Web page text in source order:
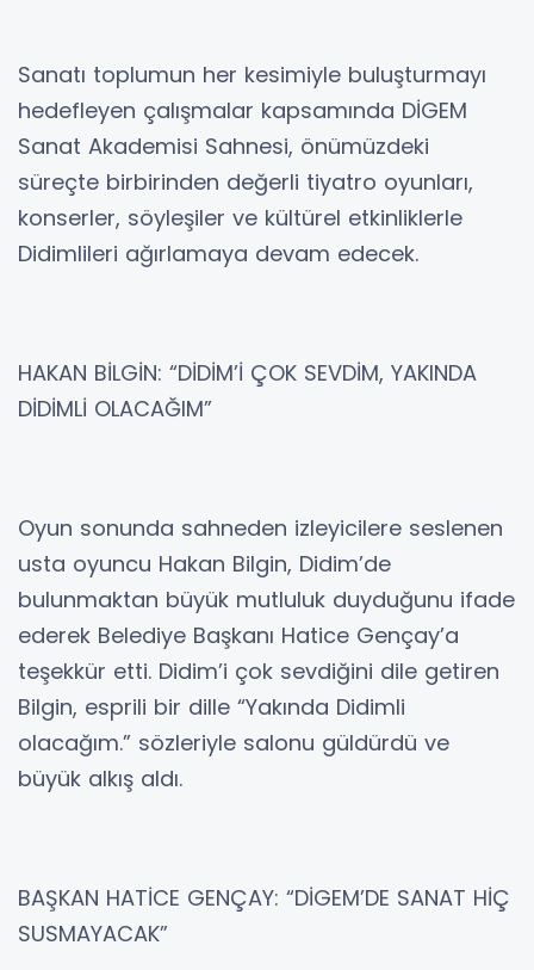
Sanatı toplumun her kesimiyle buluşturmayı
hedefleyen çalışmalar kapsamında DİGEM
Sanat Akademisi Sahnesi, önümüzdeki
süreçte birbirinden değerli tiyatro oyunları,
konserler, söyleşiler ve kültürel etkinliklerle
Didimlileri ağırlamaya devam edecek.
HAKAN BİLGİN: “DİDİM’İ ÇOK SEVDİM, YAKINDA
DİDİMLİ OLACAĞIM”
Oyun sonunda sahneden izleyicilere seslenen
usta oyuncu Hakan Bilgin, Didim’de
bulunmaktan büyük mutluluk duyduğunu ifade
ederek Belediye Başkanı Hatice Gençay’a
teşekkür etti. Didim’i çok sevdiğini dile getiren
Bilgin, esprili bir dille “Yakında Didimli
olacağım.” sözleriyle salonu güldürdü ve
büyük alkış aldı.
BAŞKAN HATİCE GENÇAY: “DİGEM’DE SANAT HİÇ
SUSMAYACAK”